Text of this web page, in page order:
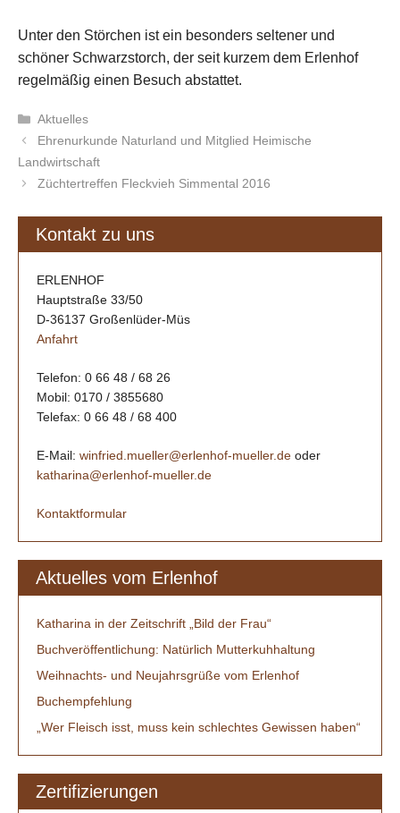
Unter den Störchen ist ein besonders seltener und
schöner Schwarzstorch, der seit kurzem dem Erlenhof
regelmäßig einen Besuch abstattet.
Kategorien
Aktuelles
Beitrags-
Navigation
Ehrenurkunde Naturland und Mitglied Heimische
Landwirtschaft
Züchtertreffen Fleckvieh Simmental 2016
Kontakt zu uns
ERLENHOF
Hauptstraße 33/50
D-36137 Großenlüder-Müs
Anfahrt
Telefon: 0 66 48 / 68 26
Mobil: 0170 / 3855680
Telefax: 0 66 48 / 68 400
E-Mail: winfried.mueller@erlenhof-mueller.de oder
katharina@erlenhof-mueller.de
Kontaktformular
Aktuelles vom Erlenhof
Katharina in der Zeitschrift „Bild der Frau“
Buchveröffentlichung: Natürlich Mutterkuhhaltung
Weihnachts- und Neujahrsgrüße vom Erlenhof
Buchempfehlung
„Wer Fleisch isst, muss kein schlechtes Gewissen haben“
Zertifizierungen